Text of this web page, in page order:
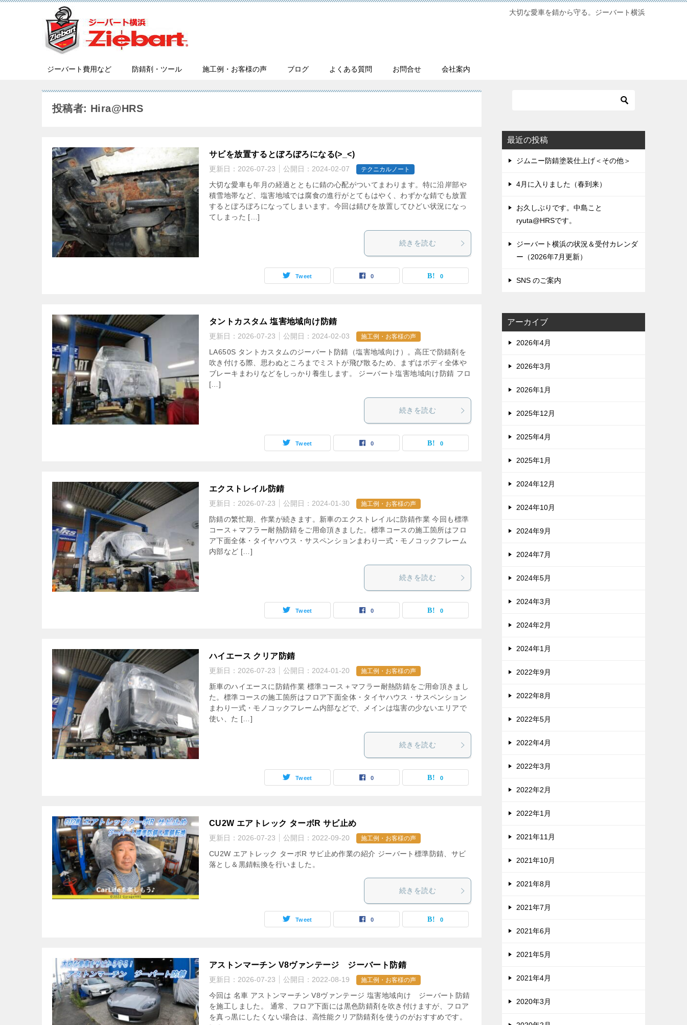
大切な愛車を錆から守る。ジーバート横浜
ジーバート費用など 防錆剤・ツール 施工例・お客様の声 ブログ よくある質問 お問合せ 会社案内
投稿者: Hira@HRS
サビを放置するとぼろぼろになる(>_<)
更新日： 2026-07-23 公開日： 2024-02-07 テクニカルノート
大切な愛車も年月の経過とともに錆の心配がついてまわります。特に沿岸部や
積雪地帯など、塩害地域では腐食の進行がとてもはやく、わずかな錆でも放置
するとぼろぼろになってしまいます。今回は錆びを放置してひどい状況になっ
てしまった […]
続きを読む
Tweet 0 0
タントカスタム 塩害地域向け防錆
更新日： 2026-07-23 公開日： 2024-02-03 施工例・お客様の声
LA650S タントカスタムのジーバート防錆（塩害地域向け）。高圧で防錆剤を
吹き付ける際、思わぬところまでミストが飛び散るため、まずはボディ全体や
ブレーキまわりなどをしっかり養生します。 ジーバート塩害地域向け防錆 フロ
[…]
続きを読む
Tweet 0 0
エクストレイル防錆
更新日： 2026-07-23 公開日： 2024-01-30 施工例・お客様の声
防錆の繁忙期、作業が続きます。新車のエクストレイルに防錆作業 今回も標準
コース＋マフラー耐熱防錆をご用命頂きました。標準コースの施工箇所はフロ
ア下面全体・タイヤハウス・サスペンションまわり一式・モノコックフレーム
内部など […]
続きを読む
Tweet 0 0
ハイエース クリア防錆
更新日： 2026-07-23 公開日： 2024-01-20 施工例・お客様の声
新車のハイエースに防錆作業 標準コース＋マフラー耐熱防錆をご用命頂きまし
た。標準コースの施工箇所はフロア下面全体・タイヤハウス・サスペンション
まわり一式・モノコックフレーム内部などで、メインは塩害の少ないエリアで
使い、た […]
続きを読む
Tweet 0 0
CU2W エアトレック ターボR サビ止め
更新日： 2026-07-23 公開日： 2022-09-20 施工例・お客様の声
CU2W エアトレック ターボR サビ止め作業の紹介 ジーバート標準防錆、サビ
落とし＆黒錆転換を行いました。
続きを読む
Tweet 0 0
アストンマーチン V8ヴァンテージ ジーバート防錆
更新日： 2026-07-23 公開日： 2022-08-19 施工例・お客様の声
今回は 名車 アストンマーチン V8ヴァンテージ 塩害地域向け ジーバート防錆
を施工しました。 通常、フロア下面には黒色防錆剤を吹き付けますが、フロア
を真っ黒にしたくない場合は、高性能クリア防錆剤を使うのがおすすめです。
最近の投稿
ジムニー防錆塗装仕上げ＜その他＞
4月に入りました（春到来）
お久しぶりです。中島こと
ryuta@HRSです。
ジーバート横浜の状況＆受付カレンダ
ー（2026年7月更新）
SNS のご案内
アーカイブ
2026年4月
2026年3月
2026年1月
2025年12月
2025年4月
2025年1月
2024年12月
2024年10月
2024年9月
2024年7月
2024年5月
2024年3月
2024年2月
2024年1月
2022年9月
2022年8月
2022年5月
2022年4月
2022年3月
2022年2月
2022年1月
2021年11月
2021年10月
2021年8月
2021年7月
2021年6月
2021年5月
2021年4月
2020年3月